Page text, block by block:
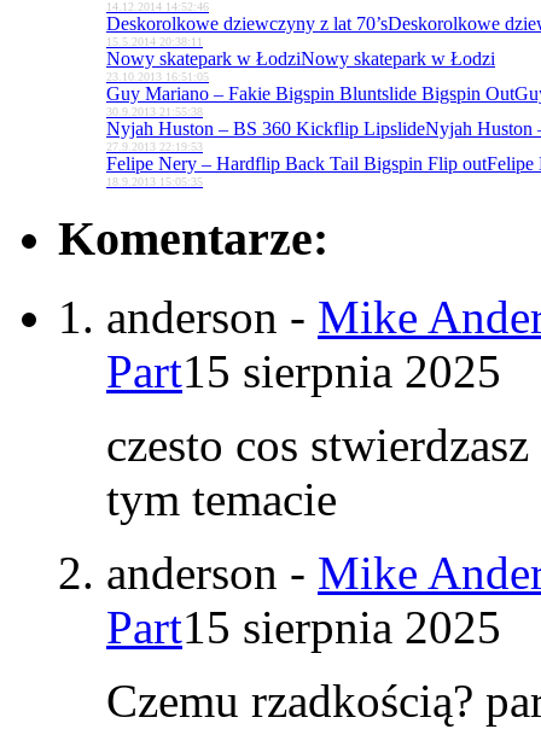
14.12.2014 14:52:46
Deskorolkowe dziewczyny z lat 70’sDeskorolkowe
15.5.2014 20:38:11
Nowy skatepark w ŁodziNowy skatepark w Łodzi
23.10.2013 16:51:05
Guy Mariano – Fakie Bigspin Bluntslide Bigspin Out
30.9.2013 21:55:38
Nyjah Huston – BS 360 Kickflip LipslideNyjah Huston
27.9.2013 22:19:53
Felipe Nery – Hardflip Back Tail Bigspin Flip outFelipe
18.9.2013 15:05:35
Komentarze:
anderson - Mike
Part15 sierpnia 2025
czesto cos
tym temacie
anderson - Mike
Part15 sierpnia 2025
Czemu rzadkością?